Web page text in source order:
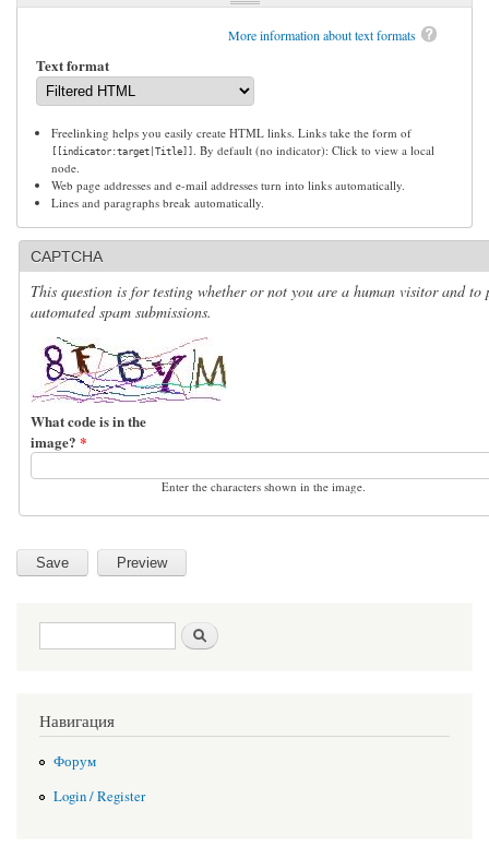
More information about text formats
Text format
Freelinking helps you easily create HTML links. Links take the form of
[[indicator:target|Title]] . By default (no indicator): Click to view a local
node.
Web page addresses and e-mail addresses turn into links automatically.
Lines and paragraphs break automatically.
CAPTCHA
This question is for testing whether or not you are a human visitor and to
automated spam submissions.
What code is in the
image? *
Enter the characters shown in the image.
Search form
Навигация
Форум
Login / Register